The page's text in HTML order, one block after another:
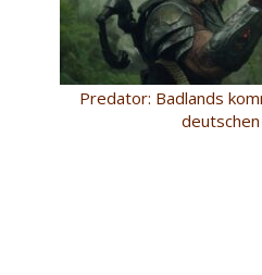
Predator: Badlands